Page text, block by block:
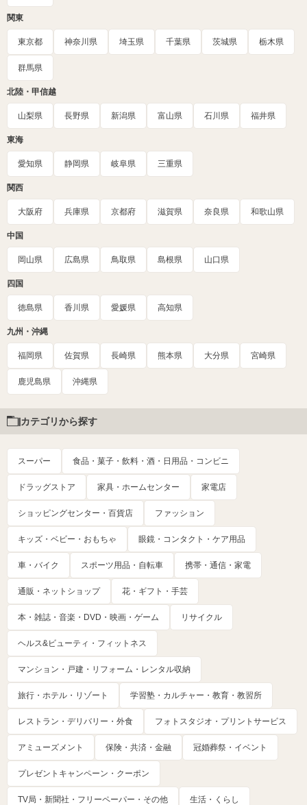
関東
東京都 神奈川県 埼玉県 千葉県 茨城県 栃木県
群馬県
北陸・甲信越
山梨県 長野県 新潟県 富山県 石川県 福井県
東海
愛知県 静岡県 岐阜県 三重県
関西
大阪府 兵庫県 京都府 滋賀県 奈良県 和歌山県
中国
岡山県 広島県 鳥取県 島根県 山口県
四国
徳島県 香川県 愛媛県 高知県
九州・沖縄
福岡県 佐賀県 長崎県 熊本県 大分県 宮崎県
鹿児島県 沖縄県
カテゴリから探す
スーパー 食品・菓子・飲料・酒・日用品・コンビニ
ドラッグストア 家具・ホームセンター 家電店
ショッピングセンター・百貨店 ファッション
キッズ・ベビー・おもちゃ 眼鏡・コンタクト・ケア用品
車・バイク スポーツ用品・自転車 携帯・通信・家電
通販・ネットショップ 花・ギフト・手芸
本・雑誌・音楽・DVD・映画・ゲーム リサイクル
ヘルス&ビューティ・フィットネス
マンション・戸建・リフォーム・レンタル収納
旅行・ホテル・リゾート 学習塾・カルチャー・教育・教習所
レストラン・デリバリー・外食 フォトスタジオ・プリントサービス
アミューズメント 保険・共済・金融 冠婚葬祭・イベント
プレゼントキャンペーン・クーポン
TV局・新聞社・フリーペーパー・その他 生活・くらし